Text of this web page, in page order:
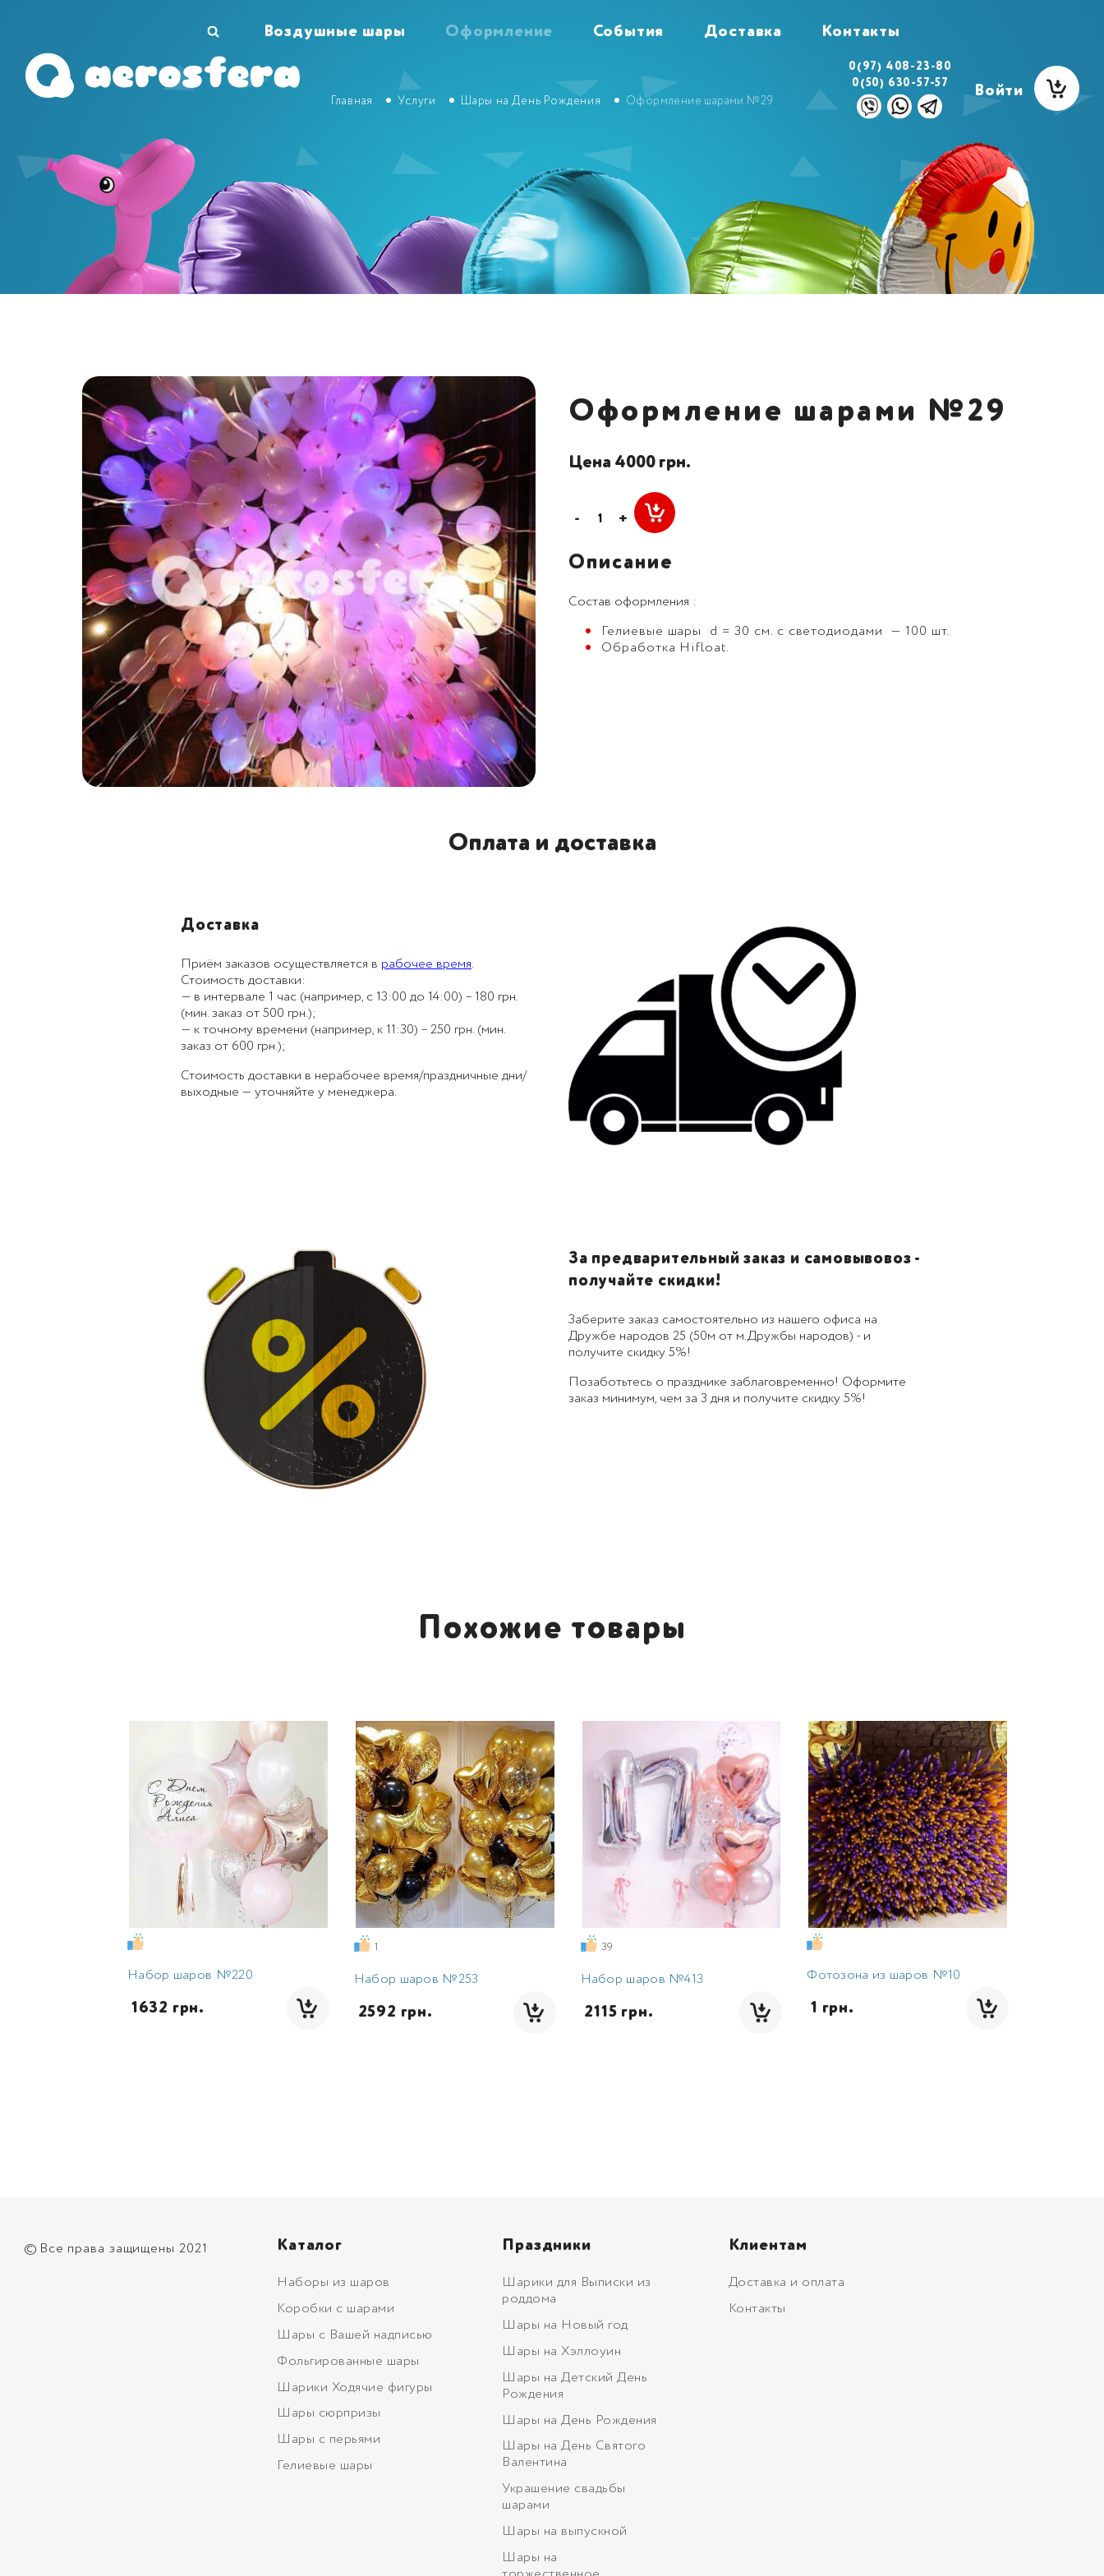
Воздушные шары Оформление События Доставка Контакты
0(97) 408-23-80
0(50) 630-57-57
Войти
Главная Услуги Шары на День Рождения Оформление шарами №29
Оформление шарами №29
Цена 4000 грн.
- +
Описание
Состав оформления :
Гелиевые шары d = 30 см. с светодиодами — 100 шт.
Обработка Hifloat.
Оплата и доставка
Доставка
Приём заказов осуществляется в рабочее время.
Стоимость доставки:
— в интервале 1 час (например, с 13:00 до 14:00) – 180 грн.
(мин. заказ от 500 грн.);
— к точному времени (например, к 11:30) – 250 грн. (мин.
заказ от 600 грн.);
Стоимость доставки в нерабочее время/праздничные дни/
выходные — уточняйте у менеджера.
За предварительный заказ и самовывовоз -
получайте скидки!
Заберите заказ самостоятельно из нашего офиса на
Дружбе народов 25 (50м от м.Дружбы народов) - и
получите скидку 5%!
Позаботьтесь о празднике заблаговременно! Оформите
заказ минимум, чем за 3 дня и получите скидку 5%!
Похожие товары
Набор шаров №220
1632 грн.
1
Набор шаров №253
2592 грн.
39
Набор шаров №413
2115 грн.
Фотозона из шаров №10
1 грн.
©Все права защищены 2021 Каталог
Наборы из шаров
Коробки с шарами
Шары с Вашей надписью
Фольгированные шары
Шарики Ходячие фигуры
Шары сюрпризы
Шары с перьями
Гелиевые шары
Праздники
Шарики для Выписки из
роддома
Шары на Новый год
Шары на Хэллоуин
Шары на Детский День
Рождения
Шары на День Рождения
Шары на День Святого
Валентина
Украшение свадьбы
шарами
Шары на выпускной
Шары на
Клиентам
Доставка и оплата
Контакты